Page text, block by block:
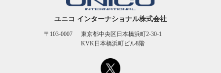
ユニコ インターナショナル株式会社
〒103-0007
東京都中央区日本橋浜町2-30-1
KVK日本橋浜町ビル8階